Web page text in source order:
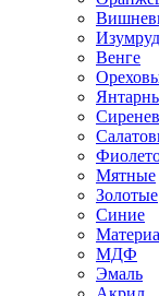
Венге
Мятные
Золотые
Синие
МДФ
Эмаль